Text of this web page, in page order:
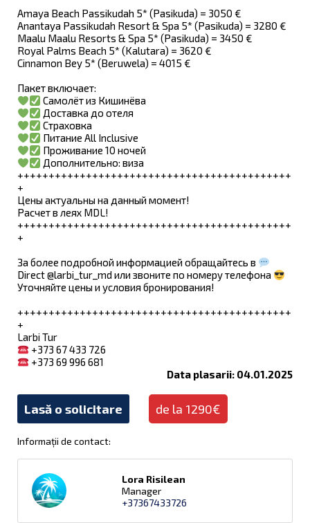
Amaya Beach Passikudah 5* (Pasikuda) = 3050 €
Anantaya Passikudah Resort & Spa 5* (Pasikuda) = 3280 €
Maalu Maalu Resorts & Spa 5* (Pasikuda) = 3450 €
Royal Palms Beach 5* (Kalutara) = 3620 €
Cinnamon Bey 5* (Beruwela) = 4015 €
Пакет включает:
Самолёт из Кишинёва
Доставка до отеля
Страховка
Питание All Inclusive
Проживание 10 ночей
Дополнительно: виза
++++++++++++++++++++++++++++++++++++++++++++
+
Цены актуальны на данный момент!
Расчет в леях MDL!
++++++++++++++++++++++++++++++++++++++++++++
+
За более подробной информацией обращайтесь в
Direct @larbi_tur_md или звоните по номеру телефона
Уточняйте цены и условия бронирования!
++++++++++++++++++++++++++++++++++++++++++++
+
Larbi Tur
+373 67 433 726
+373 69 996 681
Data plasarii: 04.01.2025
Lasă o solicitare de la 1290€
Informații de contact:
Lora Risilean
Manager
+37367433726